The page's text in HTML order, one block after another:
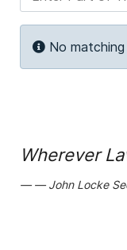
Info
No
Wherever
John Locke